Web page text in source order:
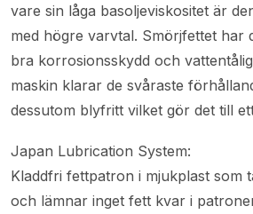
vare sin låga basoljeviskositet är
med högre varvtal. Smörjfettet har
bra korrosionsskydd och
maskin klarar de svåraste
dessutom blyfritt vilket gör det till
Japan Lubrication System:
Kladdfri fettpatron i mjukplast som
och lämnar inget fett kvar i